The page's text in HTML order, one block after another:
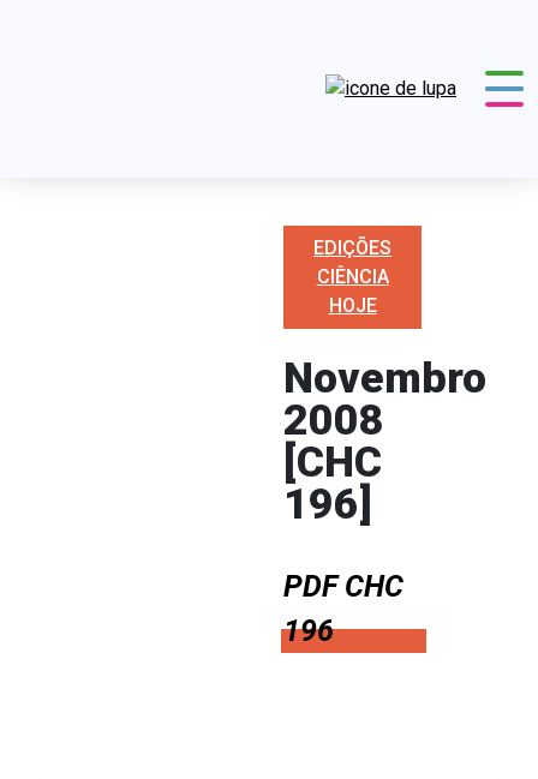
EDIÇÕES
CIÊNCIA
HOJE
Novembro
2008
[CHC
196]
PDF CHC
196